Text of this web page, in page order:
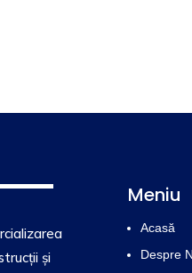
și
Meniu
Acasă
Despre